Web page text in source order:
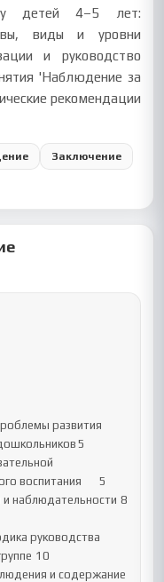
у детей 4–5 лет:
виды и уровни
и руководство
'Наблюдение за
рекомендации
Заключение
развития
5
воспитания	5
наблюдательности	8
руководства
10
и содержание